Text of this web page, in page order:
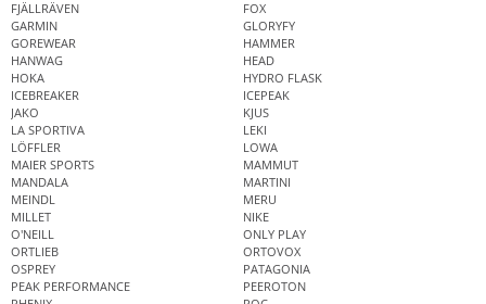
FJÄLLRÄVEN
FOX
GARMIN
GLORYFY
GOREWEAR
HAMMER
HANWAG
HEAD
HOKA
HYDRO FLASK
ICEBREAKER
ICEPEAK
JAKO
KJUS
LA SPORTIVA
LEKI
LÖFFLER
LOWA
MAIER SPORTS
MAMMUT
MANDALA
MARTINI
MEINDL
MERU
MILLET
NIKE
O'NEILL
ONLY PLAY
ORTLIEB
ORTOVOX
OSPREY
PATAGONIA
PEAK PERFORMANCE
PEEROTON